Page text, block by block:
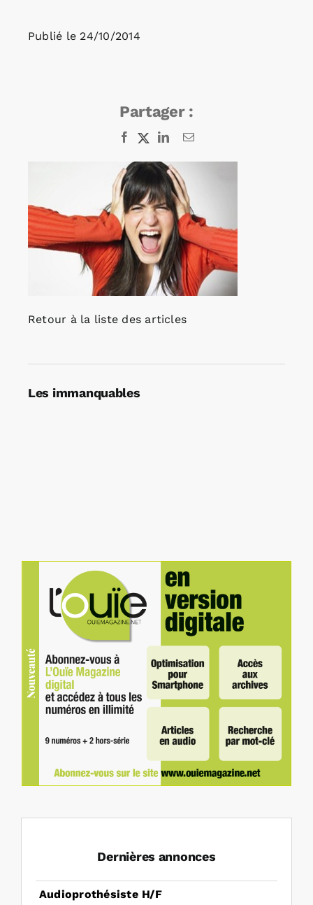
Rechercher:
Publié le 24/10/2014
Partager :
Facebook
X LinkedInEmail
Retour à la liste des articles
Les immanquables
Dernières annonces
Audioprothésiste H/F